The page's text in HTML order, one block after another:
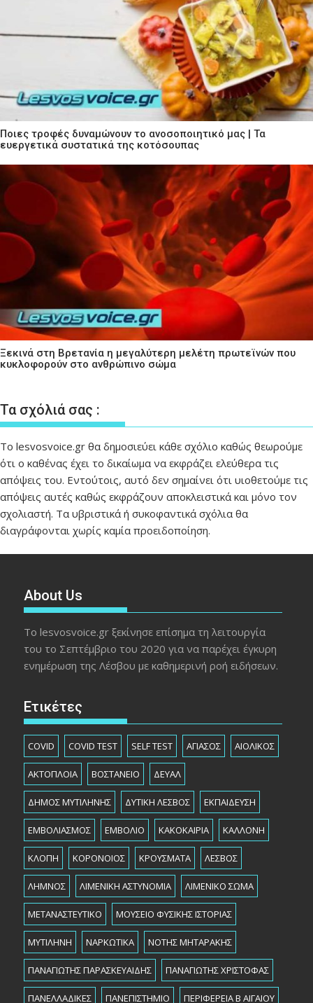
Ποιες τροφές δυναμώνουν το ανοσοποιητικό μας | Τα
ευεργετικά συστατικά της κοτόσουπας
Ξεκινά στη Βρετανία η μεγαλύτερη μελέτη πρωτεϊνών που
κυκλοφορούν στο ανθρώπινο σώμα
Τα σχόλιά σας :
Το lesvosvoice.gr θα δημοσιεύει κάθε σχόλιο καθώς θεωρούμε
ότι ο καθένας έχει το δικαίωμα να εκφράζει ελεύθερα τις
απόψεις του. Εντούτοις, αυτό δεν σημαίνει ότι υιοθετούμε τις
απόψεις αυτές καθώς εκφράζουν αποκλειστικά και μόνο τον
σχολιαστή. Τα υβριστικά ή συκοφαντικά σχόλια θα
διαγράφονται χωρίς καμία προειδοποίηση.
About Us
Το lesvosvoice.gr ξεκίνησε επίσημα τη λειτουργία
του το Σεπτέμβριο του 2020 για να παρέχει έγκυρη
ενημέρωση της Λέσβου με καθημερινή ροή ειδήσεων.
Ετικέτες
COVID COVID TEST SELF TEST ΑΓΙΑΣΟΣ ΑΙΟΛΙΚΟΣ
ΑΚΤΟΠΛΟΙΑ ΒΟΣΤΑΝΕΙΟ ΔΕΥΑΛ
ΔΗΜΟΣ ΜΥΤΙΛΗΝΗΣ ΔΥΤΙΚΗ ΛΕΣΒΟΣ ΕΚΠΑΙΔΕΥΣΗ
ΕΜΒΟΛΙΑΣΜΟΣ ΕΜΒΟΛΙΟ ΚΑΚΟΚΑΙΡΙΑ ΚΑΛΛΟΝΗ
ΚΛΟΠΗ ΚΟΡΟΝΟΙΟΣ ΚΡΟΥΣΜΑΤΑ ΛΕΣΒΟΣ
ΛΗΜΝΟΣ ΛΙΜΕΝΙΚΗ ΑΣΤΥΝΟΜΙΑ ΛΙΜΕΝΙΚΟ ΣΩΜΑ
ΜΕΤΑΝΑΣΤΕΥΤΙΚΟ ΜΟΥΣΕΙΟ ΦΥΣΙΚΗΣ ΙΣΤΟΡΙΑΣ
ΜΥΤΙΛΗΝΗ ΝΑΡΚΩΤΙΚΑ ΝΟΤΗΣ ΜΗΤΑΡΑΚΗΣ
ΠΑΝΑΓΙΩΤΗΣ ΠΑΡΑΣΚΕΥΑΙΔΗΣ ΠΑΝΑΓΙΩΤΗΣ ΧΡΙΣΤΟΦΑΣ
ΠΑΝΕΛΛΑΔΙΚΕΣ ΠΑΝΕΠΙΣΤΗΜΙΟ ΠΕΡΙΦΕΡΕΙΑ Β ΑΙΓΑΙΟΥ